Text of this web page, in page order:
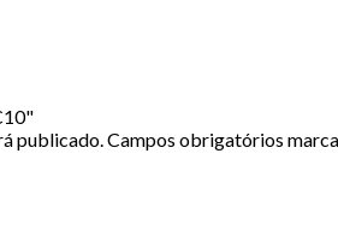
publicado. Campos obrigatórios